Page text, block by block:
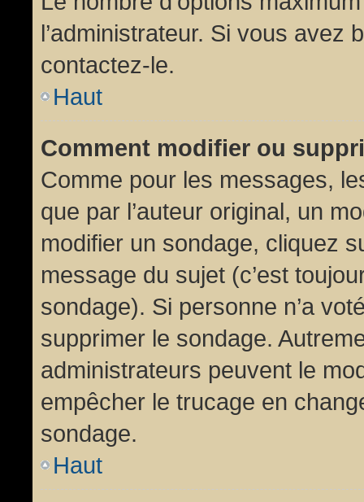
l’administrateur. Si vous avez
contactez-le.
Haut
Comment modifier ou
Comme pour les messages,
que par l’auteur original, un
modifier un sondage, cliquez
message du sujet (c’est
sondage). Si personne n’a
supprimer le sondage.
administrateurs peuvent le
empêcher le trucage en
sondage.
Haut